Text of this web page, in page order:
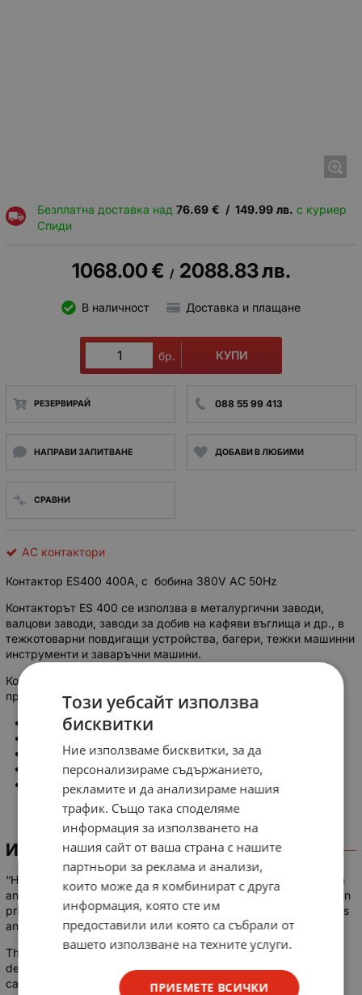
Безплатна доставка над 76.69 € / 149.99 лв. с куриер
Спиди
1068.00€ / 2088.83лв.
В наличност Доставка и плащане
бр. КУПИ
РЕЗЕРВИРАЙ 088 55 99 413
НАПРАВИ ЗАПИТВАНЕ ДОБАВИ В ЛЮБИМИ
СРАВНИ
AC контактори
Контактор ES400 400A, с бобина 380V AC 50Hz
Контакторът ES 400 се използва в металургични заводи,
валцови заводи, заводи за добив на кафяви въглища и др., в
тежкотоварни повдигащи устройства, багери, тежки машинни
инструменти и заваръчни машини.
Контакторите ES се използват на портални кранове,
произведени в Германия:
Албатрос;
Сокол;
Албрехт;
Кондор и други
ИНФОРМАЦИЯ
“Heavy duty” air contactors (type ES series), due to their design
and high reliability of operation, are particularly suitable for use in
primary, metallurgical and chemical industries, conveyor systems
and shipbuilding, as well as in mechanical engineering.
They are used for direct switching of all types of motors, star-
delta combinations and reverse switching, for switching
capacitors, brake fans, etc. used. Together with separately
Този уебсайт използва
бисквитки
Ние използваме бисквитки, за да
персонализираме съдържанието,
рекламите и да анализираме нашия
трафик. Също така споделяме
информация за използването на
нашия сайт от ваша страна с нашите
партньори за реклама и анализи,
които може да я комбинират с друга
информация, която сте им
предоставили или която са събрали от
вашето използване на техните услуги.
ПРИЕМЕТЕ ВСИЧКИ